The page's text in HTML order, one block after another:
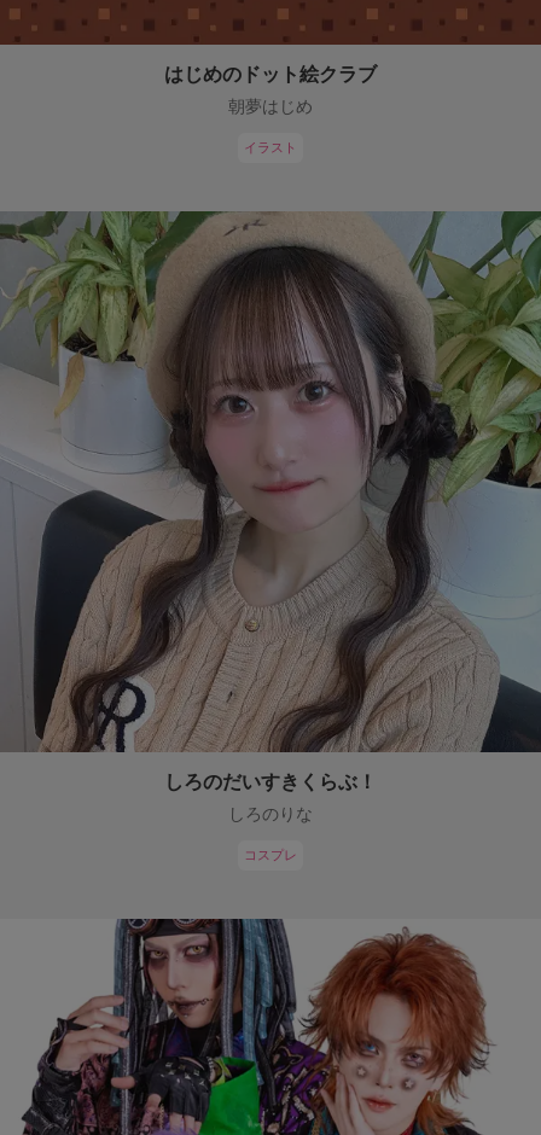
はじめのドット絵クラブ
朝夢はじめ
イラスト
しろのだいすきくらぶ！
しろのりな
コスプレ